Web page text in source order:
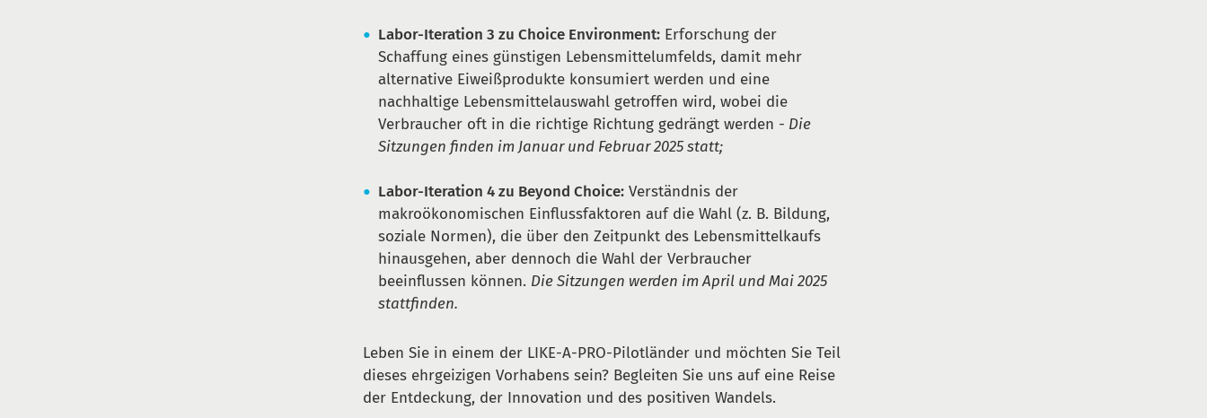
Labor-Iteration 3 zu Choice Environment: Erforschung der
Schaffung eines günstigen Lebensmittelumfelds, damit mehr
alternative Eiweißprodukte konsumiert werden und eine
nachhaltige Lebensmittelauswahl getroffen wird, wobei die
Verbraucher oft in die richtige Richtung gedrängt werden - Die
Sitzungen finden im Januar und Februar 2025 statt;
Labor-Iteration 4 zu Beyond Choice: Verständnis der
makroökonomischen Einflussfaktoren auf die Wahl (z. B. Bildung,
soziale Normen), die über den Zeitpunkt des Lebensmittelkaufs
hinausgehen, aber dennoch die Wahl der Verbraucher
beeinflussen können. Die Sitzungen werden im April und Mai 2025
stattfinden.
Leben Sie in einem der LIKE-A-PRO-Pilotländer und möchten Sie Teil
dieses ehrgeizigen Vorhabens sein? Begleiten Sie uns auf eine Reise
der Entdeckung, der Innovation und des positiven Wandels.